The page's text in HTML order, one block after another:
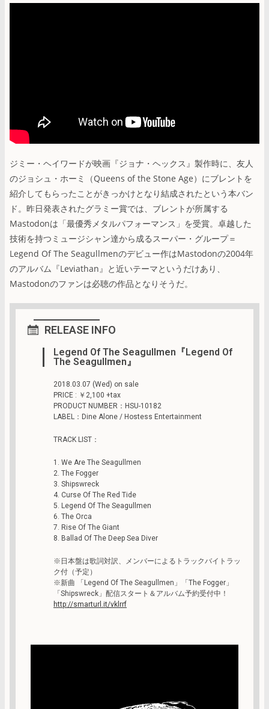
ジミー・ヘイワードが映画『ジョナ・ヘックス』製作時に、友人
のジョシュ・ホーミ（Queens of the Stone Age）にブレントを
紹介してもらったことがきっかけとなり結成されたという本バン
ド。昨日発表されたグラミー賞では、ブレントが所属する
Mastodonは「最優秀メタルパフォーマンス」を受賞。卓越した
技術を持つミュージシャン達から成るスーパー・グループ＝
Legend Of The Seagullmenのデビュー作はMastodonの2004年
のアルバム『Leviathan』と近いテーマというだけあり、
Mastodonのファンは必聴の作品となりそうだ。
RELEASE INFO
Legend Of The Seagullmen『Legend Of
The Seagullmen』
2018.03.07 (Wed) on sale
PRICE : ￥2,100 +tax
PRODUCT NUMBER：HSU-10182
LABEL：Dine Alone / Hostess Entertainment
TRACK LIST：
1. We Are The Seagullmen
2. The Fogger
3. Shipswreck
4. Curse Of The Red Tide
5. Legend Of The Seagullmen
6. The Orca
7. Rise Of The Giant
8. Ballad Of The Deep Sea Diver
※日本盤は歌詞対訳、メンバーによるトラックバイトラッ
ク付（予定）
※新曲 「Legend Of The Seagullmen」「The Fogger」
「Shipswreck」配信スタート＆アルバム予約受付中！
http://smarturl.it/vklrrf